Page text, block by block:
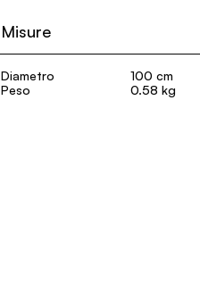
Misure
Diametro
100 cm
Peso
0.58 kg